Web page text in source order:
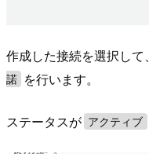
作成した接続を選択して、
諾
を行います。
ステータスが アクティブ